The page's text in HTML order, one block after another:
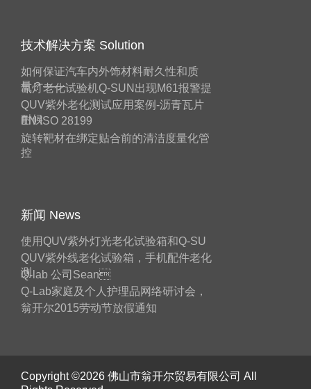
技术解决方案 Solution
如何保证汽车内外饰材料耐久性和质
量？——
氙灯老化试验机Q-SUN出现M61报警提
QUV紫外老化测试应用案例-沥青瓦片
耐候
EN ISO 28199
旋转靶材在绑定贴合前的清洁度量化管
控
新闻 News
使用QUV紫外灯光老化试验箱和Q-SU
QUV紫外线老化试验箱，手机配件老化
测
Q-lab 公司Sean
Q-Lab家庭及个人护理品网络研讨会，
翁开尔2015劳动节放假通知
Copyright ©2026 佛山市翁开尔贸易有限公司 All